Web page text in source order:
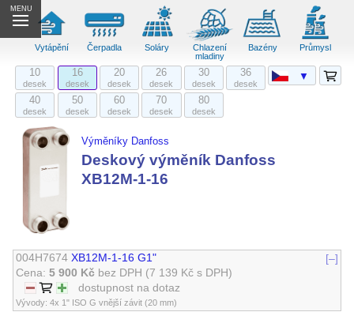
MENU
Vytápění Čerpadla Soláry
Chlazení
mladiny
Bazény Průmysl
10
desek
16
desek
20
desek
26
desek
30
desek
36
desek
40
desek
50
desek
60
desek
70
desek
80
desek
Výměníky Danfoss
Deskový výměník Danfoss
XB12M-1-16
004H7674 XB12M-1-16 G1"
[–]
Cena:5 900 Kč bez DPH (7 139 Kč s DPH)
dostupnost na dotaz
Vývody: 4x 1" ISO G vnější závit (20 mm)
▼